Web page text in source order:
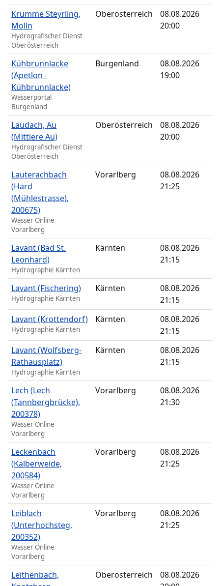
Krumme Steyrling,
Molln
Hydrografischer Dienst
Oberösterreich
Oberösterreich
08.08.2026
20:00
Kühbrunnlacke
(Apetlon -
Kühbrunnlacke)
Wasserportal
Burgenland
Burgenland
08.08.2026
19:00
Laudach, Au
(Mittlere Au)
Hydrografischer Dienst
Oberösterreich
Oberösterreich
08.08.2026
20:00
Lauterachbach
(Hard
(Mühlestrasse),
200675)
Wasser Online
Vorarlberg
Vorarlberg
08.08.2026
21:25
Lavant (Bad St.
Leonhard)
Hydrographie Kärnten
Kärnten
08.08.2026
21:15
Lavant (Fischering)
Hydrographie Kärnten
Kärnten
08.08.2026
21:15
Lavant (Krottendorf)
Hydrographie Kärnten
Kärnten
08.08.2026
21:15
Lavant (Wolfsberg-
Rathausplatz)
Hydrographie Kärnten
Kärnten
08.08.2026
21:15
Lech (Lech
(Tannbergbrücke),
200378)
Wasser Online
Vorarlberg
Vorarlberg
08.08.2026
21:30
Leckenbach
(Kälberweide,
200584)
Wasser Online
Vorarlberg
Vorarlberg
08.08.2026
21:25
Leiblach
(Unterhochsteg,
200352)
Wasser Online
Vorarlberg
Vorarlberg
08.08.2026
21:25
Leithenbach,
Oberösterreich
08.08.2026